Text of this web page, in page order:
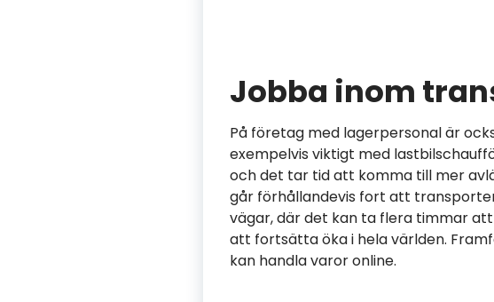
Jobba inom
På företag med lagerpersonal är
exempelvis viktigt med
och det tar tid att komma till mer
går förhållandevis fort att
vägar, där det kan ta flera timmar
att fortsätta öka i hela världen.
kan handla varor online.